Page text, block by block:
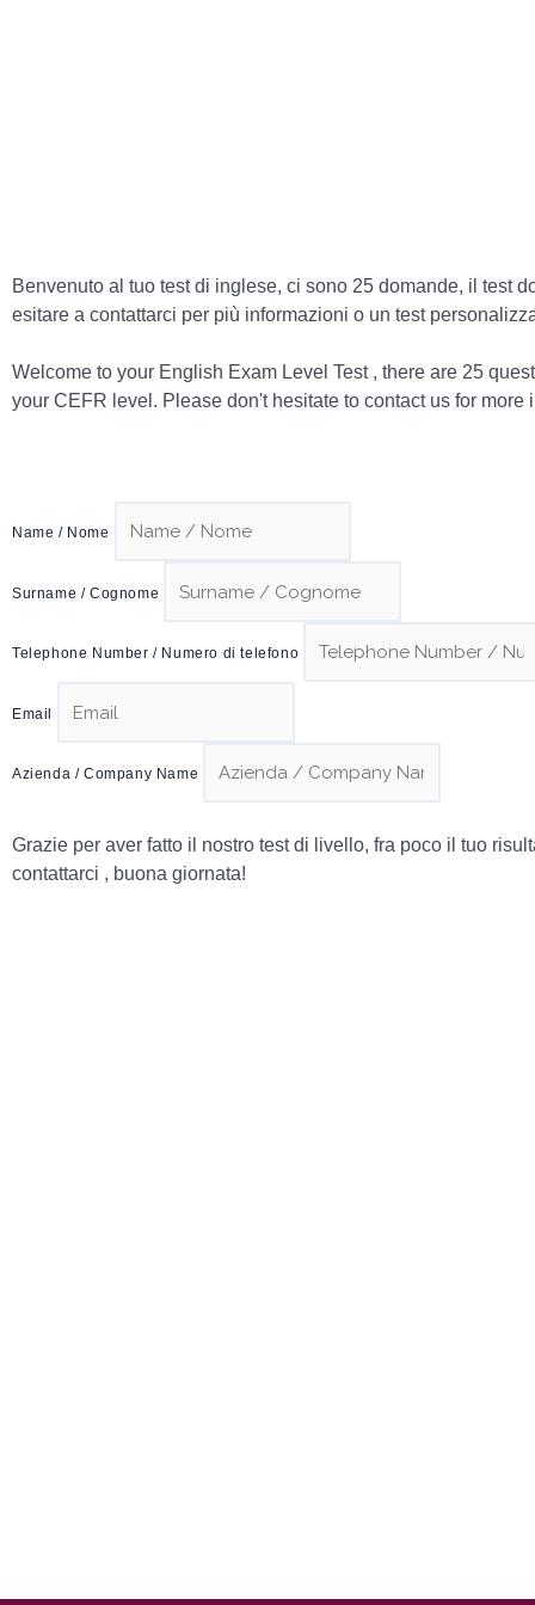
Benvenuto al tuo test di inglese, ci sono 25 domande, il test
esitare a contattarci per più informazioni o un test
Welcome to your English Exam Level Test , there are 25
your CEFR level. Please don't hesitate to contact us for
Name / Nome
Surname / Cognome
Telephone Number / Numero di telefono
Email
Azienda / Company Name
Grazie per aver fatto il nostro test di livello, fra poco il tuo
contattarci , buona giornata!